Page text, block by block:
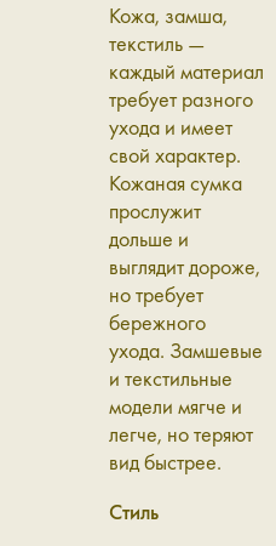
Кожа, замша,
текстиль —
каждый материал
требует разного
ухода и имеет
свой характер.
Кожаная сумка
прослужит
дольше и
выглядит дороже,
но требует
бережного
ухода. Замшевые
и текстильные
модели мягче и
легче, но теряют
вид быстрее.
Стиль